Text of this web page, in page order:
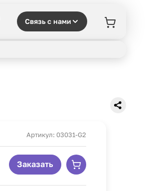
Связь с нами
Артикул: 03031-G2
Заказать